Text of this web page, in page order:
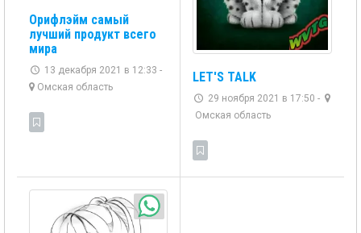
Орифлэйм самый
лучший продукт всего
мира
13 декабря 2021 в 12:33 -
Омская область
LET'S TALK
29 ноября 2021 в 17:50 -
Омская область